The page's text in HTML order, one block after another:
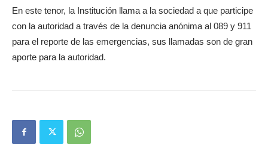
En este tenor, la Institución llama a la sociedad a que participe
con la autoridad a través de la denuncia anónima al 089 y 911
para el reporte de las emergencias, sus llamadas son de gran
aporte para la autoridad.